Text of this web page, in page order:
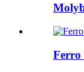
Ferro